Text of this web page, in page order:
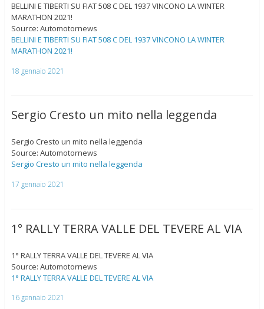
BELLINI E TIBERTI SU FIAT 508 C DEL 1937 VINCONO LA WINTER
MARATHON 2021!
Source: Automotornews
BELLINI E TIBERTI SU FIAT 508 C DEL 1937 VINCONO LA WINTER
MARATHON 2021!
18 gennaio 2021
Sergio Cresto un mito nella leggenda
Sergio Cresto un mito nella leggenda
Source: Automotornews
Sergio Cresto un mito nella leggenda
17 gennaio 2021
1° RALLY TERRA VALLE DEL TEVERE AL VIA
1° RALLY TERRA VALLE DEL TEVERE AL VIA
Source: Automotornews
1° RALLY TERRA VALLE DEL TEVERE AL VIA
16 gennaio 2021